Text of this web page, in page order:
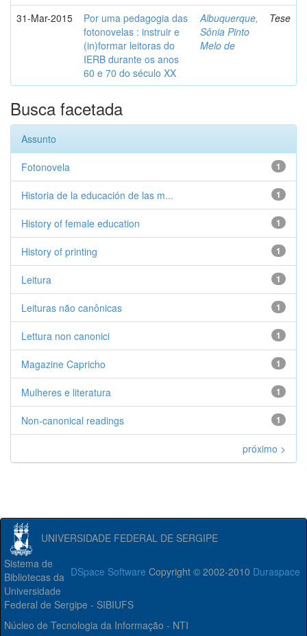
31-Mar-2015
Por uma pedagogia das
fotonovelas : instruir e
(in)formar leitoras do
IERB durante os anos
60 e 70 do século XX
Albuquerque,
Sônia Pinto
Melo de
Tese
Busca facetada
Assunto
1
Fotonovela
1
Historia de la educación de las m...
1
History of female education
1
History of printing
1
Leitura
1
Leituras não canônicas
1
Lettura non canonici
1
Magazine Capricho
1
Mulheres e literatura
1
Non-canonical readings
próximo >
UNIVERSIDADE FEDERAL DE SERGIPE
DSpace Software Copyright © 2002-2010 Duraspace
Sistema de
Bibliotecas da
Universidade
Federal de Sergipe - SIBIUFS
Núcleo de Tecnologia da Informação - NTI